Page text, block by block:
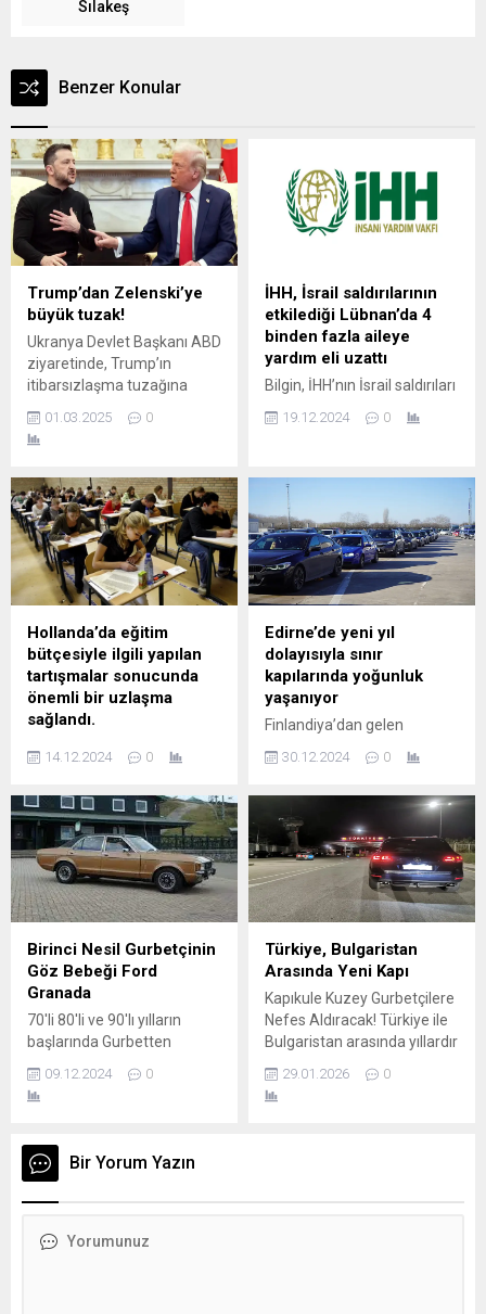
Sılakeş
Benzer Konular
Trump’dan Zelenski’ye
büyük tuzak!
Ukranya Devlet Başkanı ABD
ziyaretinde, Trump’ın
itibarsızlaşma tuzağına
yakalandı. ABD Başkanı
Donald Trump, göreve
geldikten sonra ilk kez
Volodimir Zelenski ile Beyaz
Saray’da bir araya geldi.
Görüşme, Trump ve
Zelenski arasındaki sert
tartışmalarla gündeme
damga vurdu. Özellikle
Trump ve yardımcısı JD
Vance’in, Zelenski’ye yönelik
sert sözleri dikkat...
01.03.2025 0
İHH, İsrail saldırılarının
etkilediği Lübnan’da 4
binden fazla aileye
yardım eli uzattı
Bilgin, İHH’nın İsrail saldırıları
sürdüğü dönemde 1000
tonluk çeşitli yardım
dağıtımının sürdüğünü
sözlerine ekledi. BEYRUT
(AA) – İnsan Hak ve
Hürriyetleri ve İnsani Yardım
Vakfı’nın (İHH), İsrail
ordusunun saldırılarıyla
yıkıma yol açtığı Lübnan’da
kış yardımları kapsamında 4
binden fazla aileye insani
yardımda bulundu....
19.12.2024 0
Hollanda’da eğitim
bütçesiyle ilgili yapılan
tartışmalar sonucunda
önemli bir uzlaşma
sağlandı.
partisi, eğitim bütçesindeki
kesintinin iptal edilmesi
konusunda anlaşmaya
vardı. Ancak bu düzenleme,
kamu sağlığı bütçesinden
yapılacak kesintilerle
finanse edilecek. Eğitimde
öğretmen maaşları ve
öğrenci cezaları Eğitim
bütçesindeki toplamda 1,2
kısmı sürdürülse de
öğretmen maaşlarına
yönelik kesintiler iptal edildi.
Bu,...
14.12.2024 0
Edirne’de yeni yıl
dolayısıyla sınır
kapılarında yoğunluk
yaşanıyor
Finlandiya’dan gelen
muhabirine, yeni yılı
söyledi. EDİRNE (AA) –
Edirne’de yeni yıla hazırlık
kapsamında sınır kapılarında
yolcu, tarihi çarşılarda
alışveriş yoğunluğu
yaşanıyor. Yeni yılı
Türkiye’de geçirmek
isteyenlerin yurda girişi, yeni
yıla yurt dışında girmek
isteyenlerin çıkış trafiği sınır
kapılarında yoğunluk
oluşturdu. Mardin’e
gideceğini ifade eden...
30.12.2024 0
Birinci Nesil Gurbetçinin
Göz Bebeği Ford
Granada
70'li 80'li ve 90'lı yılların
başlarında Gurbetten
Sılayoluna yapılan
seyyehatlerin vazgeçilmezi
Ford Granada, Ford'un
için çıkarttığı iki ayrı modele
verilen model adı.
09.12.2024 0
Türkiye, Bulgaristan
Arasında Yeni Kapı
Kapıkule Kuzey Gurbetçilere
Nefes Aldıracak! Türkiye ile
Bulgaristan arasında yıllardır
özellikle yaz aylarında
yaşanan sınır yoğunluğunu
azaltacak yeni bir sınır kapısı
29.01.2026 0
Bir Yorum Yazın